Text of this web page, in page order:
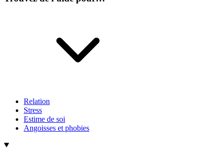
Relation
Stress
Estime de soi
Angoisses et phobies